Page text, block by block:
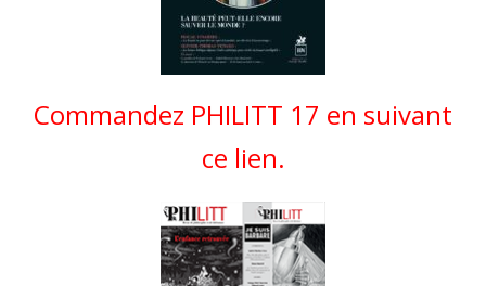
Commandez PHILITT 17 en suivant
ce lien.